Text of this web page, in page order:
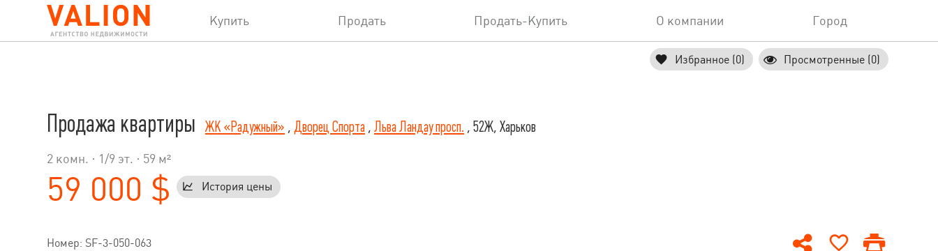
Купить Продать Продать-Купить О компании Город
Избранное (0) Просмотренные (0)
Продажа квартиры ЖК «Радужный» , Дворец Спорта , Льва Ландау просп. , 52Ж, Харьков
2 комн. · 1 /9 эт. · 59 м²
59 000 $ История цены
Номер: SF-3-050-063